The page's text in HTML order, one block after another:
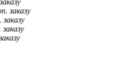
заказу